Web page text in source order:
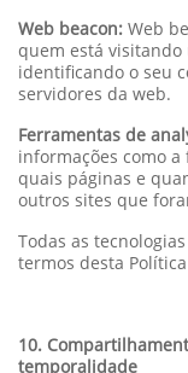
Web beacon: Web
quem está
identificando o seu
servidores da web.
Ferramentas de
informações como
quais páginas e
outros sites que
Todas as
termos desta
10.
temporalidade